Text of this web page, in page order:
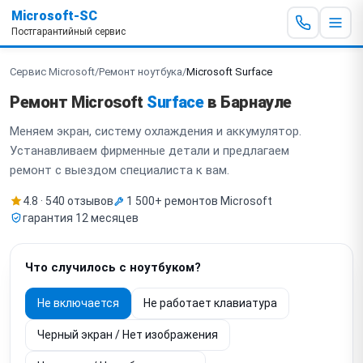
Microsoft-SC
Постгарантийный сервис
Сервис Microsoft/Ремонт ноутбука/Microsoft Surface
Ремонт Microsoft Surfaceв Барнауле
Меняем экран, систему охлаждения и аккумулятор.
Устанавливаем фирменные детали и предлагаем
ремонт с выездом специалиста к вам.
4.8 · 540 отзывов
1 500+ ремонтов Microsoft
гарантия 12 месяцев
Что случилось с ноутбуком?
Не включается Не работает клавиатура
Черный экран / Нет изображения